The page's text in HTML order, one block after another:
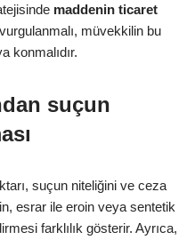
maddenin ticaret
vurgulanmalı, müvekkilin bu
konmalıdır.
suçun
suçun niteliğini ve ceza
esrar ile eroin veya sentetik
farklılık gösterir. Ayrıca,